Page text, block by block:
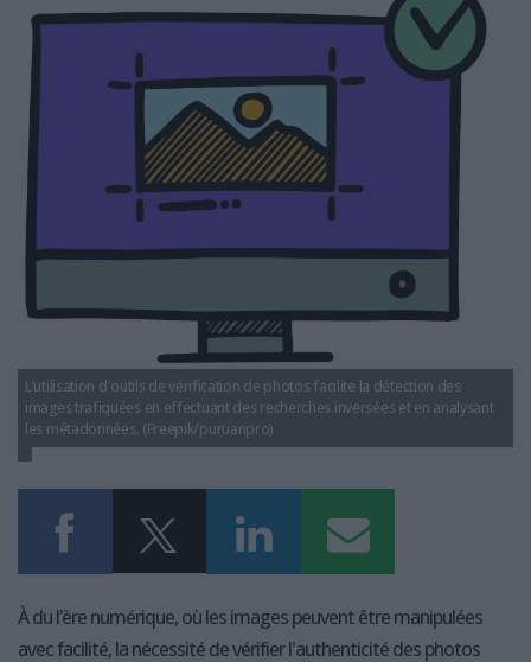
L'ESPACE EMPLOI
L'ANNUAIRE DES ACTEURS
LES LIVRES BLANCS
LES SUPPLÉMENTS
NOS OFFRES D'ABONNEMENTS
L'utilisation d'outils de vérification de photos facilite la détection des
images trafiquées en effectuant des recherches inversées et en analysant
les métadonnées. (Freepik/puruanpro)
À du l'ère numérique, où les images peuvent être manipulées
avec facilité, la nécessité de vérifier l'authenticité des photos